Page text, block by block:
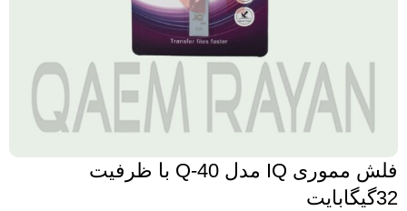
فلش مموری IQ مدل Q-40 با ظرفیت
32گیگابایت